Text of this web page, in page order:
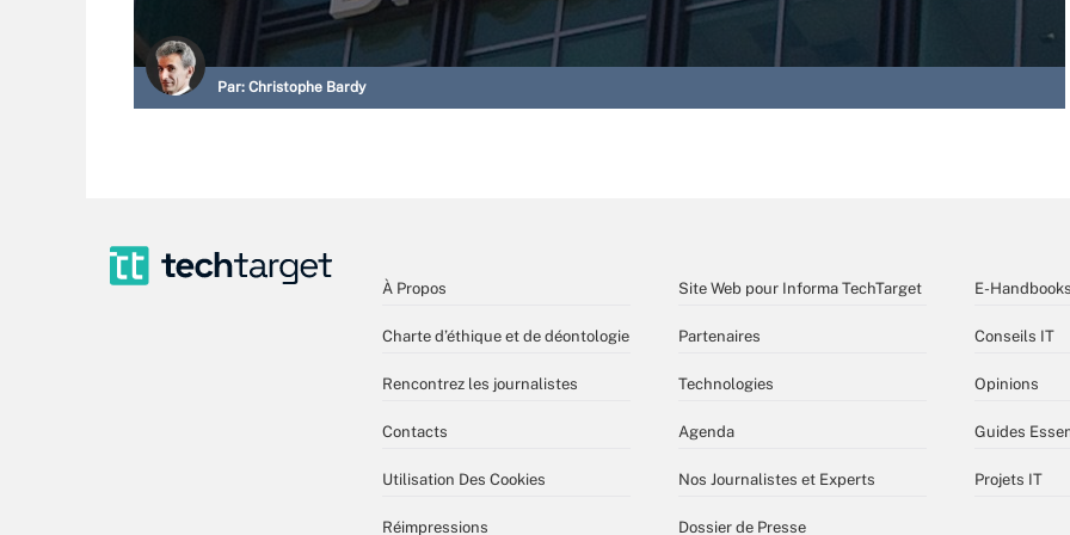
Par: Christophe Bardy
À Propos
Charte d’éthique et de déontologie
Rencontrez les journalistes
Contacts
Utilisation Des Cookies
Réimpressions
Site Web pour Informa TechTarget
Partenaires
Technologies
Agenda
Nos Journalistes et Experts
Dossier de Presse
E-Handbooks
Conseils IT
Opinions
Guides
Projets IT